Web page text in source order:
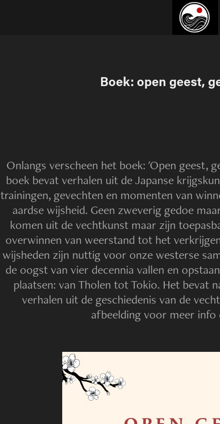
Boek: open geest,
Onlangs verscheen het boek: 'Open geest,
boek bevat verhalen uit de Japanse
trainingen, gevechten en momenten van
aardse wijsheid. Geen zweverig gedoe
komen uit de vechtkunst maar zijn
overwinnen van weerstand tot het
wijsheden zijn nuttig voor onze westerse
de oogst van vier decennia vallen en
plaatsen: van Tholen tot Tokio. Het bevat
verhalen uit de geschiedenis van de
afbeelding voor meer info